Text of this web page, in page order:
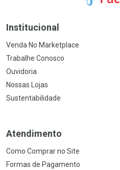
Institucional
Venda No Marketplace
Trabalhe Conosco
Ouvidoria
Nossas Lojas
Sustentabilidade
Atendimento
Como Comprar no Site
Formas de Pagamento